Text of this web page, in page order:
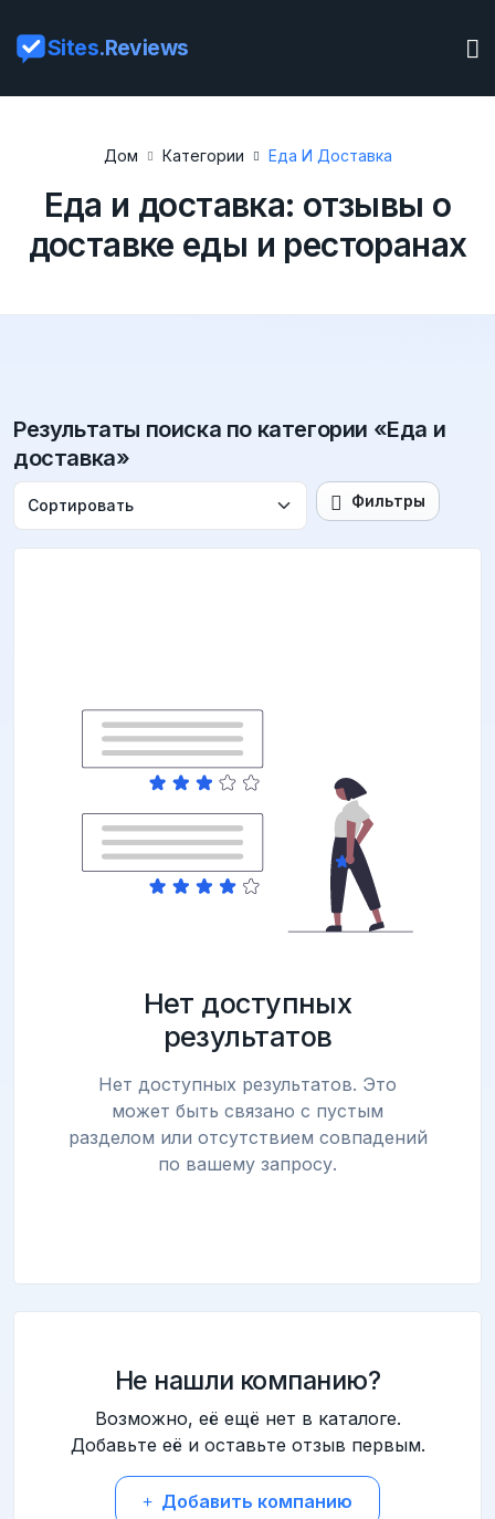
Sites.Reviews
Дом Категории Еда И Доставка
Еда и доставка: отзывы о
доставке еды и ресторанах
Результаты поиска по категории «Еда и
доставка»
Фильтры
Нет доступных
результатов
Нет доступных результатов. Это
может быть связано с пустым
разделом или отсутствием совпадений
по вашему запросу.
Не нашли компанию?
Возможно, её ещё нет в каталоге.
Добавьте её и оставьте отзыв первым.
Добавить компанию